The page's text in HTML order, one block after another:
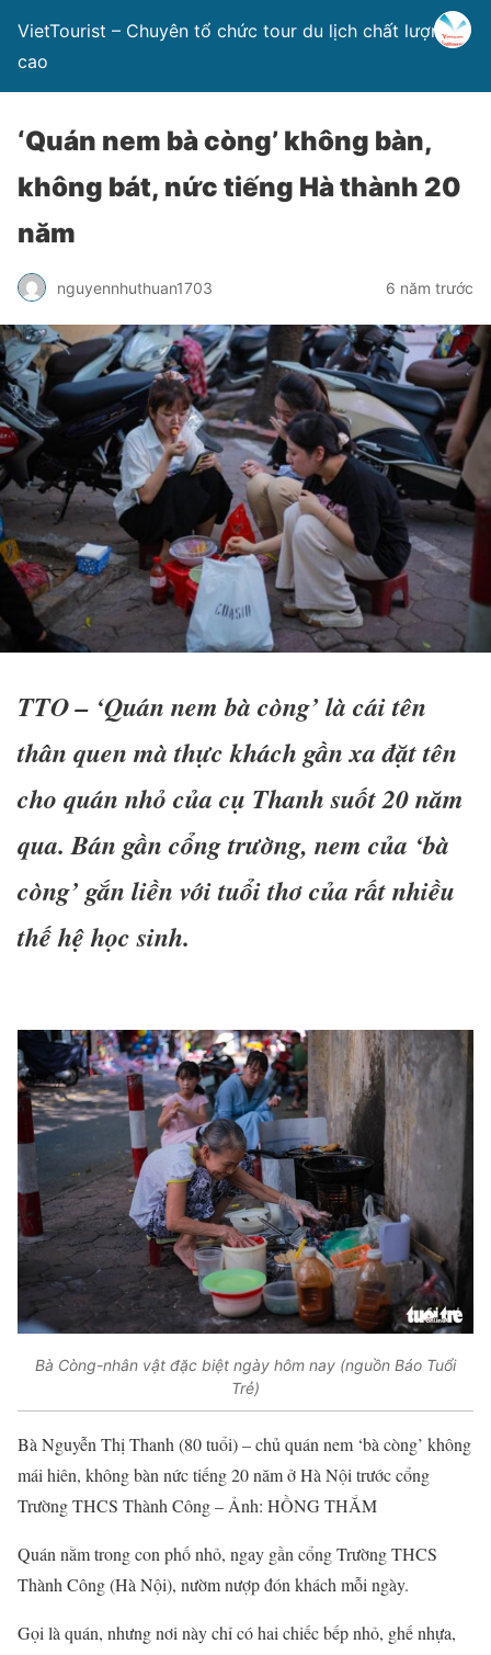
VietTourist – Chuyên tổ chức tour du lịch chất lượng
cao
‘Quán nem bà còng’ không bàn,
không bát, nức tiếng Hà thành 20
năm
nguyennhuthuan1703 6 năm trước
TTO – ‘Quán nem bà còng’ là cái tên
thân quen mà thực khách gần xa đặt tên
cho quán nhỏ của cụ Thanh suốt 20 năm
qua. Bán gần cổng trường, nem của ‘bà
còng’ gắn liền với tuổi thơ của rất nhiều
thế hệ học sinh.
Bà Còng-nhân vật đặc biệt ngày hôm nay (nguồn Báo Tuổi
Trẻ)
Bà Nguyễn Thị Thanh (80 tuổi) – chủ quán nem ‘bà còng’ không
mái hiên, không bàn nức tiếng 20 năm ở Hà Nội trước cổng
Trường THCS Thành Công – Ảnh: HỒNG THẮM
Quán nằm trong con phố nhỏ, ngay gần cổng Trường THCS
Thành Công (Hà Nội), nườm nượp đón khách mỗi ngày.
Gọi là quán, nhưng nơi này chỉ có hai chiếc bếp nhỏ, ghế nhựa,